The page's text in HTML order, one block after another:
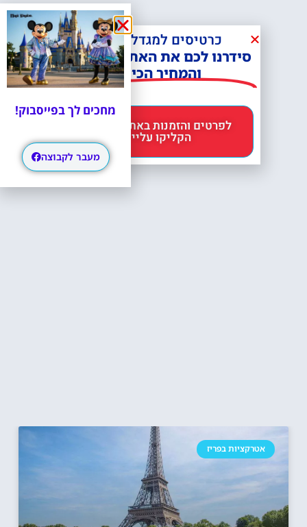
אטרקציות בפריז
כרטיסים למגדל אייפל?
סידרנו לכם את האתר הכי אמין -
והמחיר הכי זול!
הקליקו עליי 😊
מחכים לך בפייסבוק!
מעבר לקבוצה